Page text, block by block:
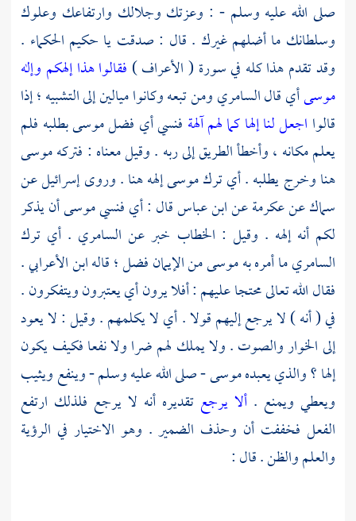
صلى الله عليه وسلم - : وعزتك وجلالك وارتفاعك وعلوك
وسلطانك ما أضلهم غيرك . قال : صدقت يا حكيم الحكماء .
وقد تقدم هذا كله في سورة ( الأعراف ) فقالوا هذا إلهكم وإله
موسىأي قالالسامريومن تبعه وكانوا ميالين إلى التشبيه ؛ إذا
قالوا اجعل لنا إلها كما لهم آلهة فنسي أي فضلموسىبطلبه فلم
يعلم مكانه ، وأخطأ الطريق إلى ربه . وقيل معناه : فتركهموسى
هنا وخرج يطلبه . أي تركموسىإلهه هنا . وروىإسرائيلعن
سماكعنعكرمةعنابن عباسقال : أي فنسيموسىأن يذكر
لكم أنه إلهه . وقيل : الخطاب خبر عن السامري . أي ترك
السامريما أمره بهموسىمن الإيمان فضل ؛ قالهابن الأعرابي.
فقال الله تعالى محتجا عليهم : أفلا يرون أي يعتبرون ويتفكرون .
في ( أنه ) لا يرجع إليهم قولا . أي لا يكلمهم . وقيل : لا يعود
إلى الخوار والصوت . ولا يملك لهم ضرا ولا نفعا فكيف يكون
إلها ؟ والذي يعبدهموسى- صلى الله عليه وسلم - وينفع ويثيب
ويعطي ويمنع .ألا يرجع تقديره أنه لا يرجع فلذلك ارتفع
الفعل فخففت أن وحذف الضمير . وهو الاختيار في الرؤية
والعلم والظن . قال :